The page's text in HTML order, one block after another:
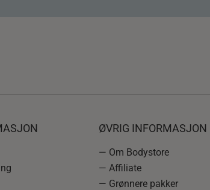
ØVRIG INFORMASJON
— Om Bodystore
— Affiliate
— Grønnere pakker